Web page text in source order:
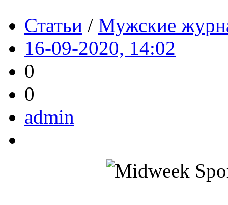
Статьи / Мужские
16-09-2020, 14:02
0
0
admin